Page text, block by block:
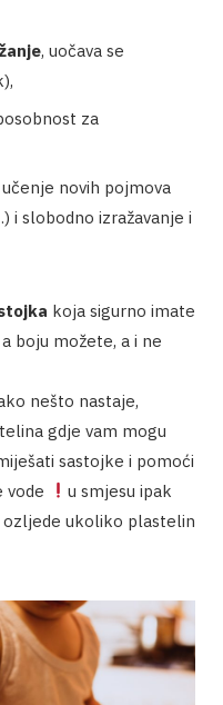
, uočava se
za
učenje novih pojmova
i slobodno izražavanje i
koja sigurno imate
boju možete, a i ne
nešto nastaje,
gdje vam mogu
sastojke i pomoći
vode
u smjesu ipak
ukoliko plastelin